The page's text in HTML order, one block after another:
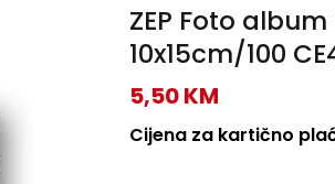
ZEP Foto
10x15cm/100
5,50KM
Cijena za kartično